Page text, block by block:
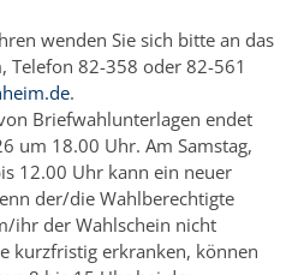
wenden Sie sich bitte an das
Telefon 82-358 oder 82-561
.
Briefwahlunterlagen endet
um 18.00 Uhr. Am Samstag,
12.00 Uhr kann ein neuer
der/die Wahlberechtigte
ihr der Wahlschein nicht
kurzfristig erkranken, können